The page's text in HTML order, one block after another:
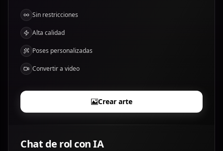
Sin restricciones
Alta calidad
Poses personalizadas
Convertir a video
Crear arte
Chat de rol con IA